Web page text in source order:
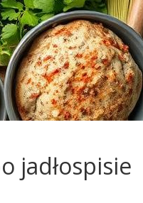
jadłospisie